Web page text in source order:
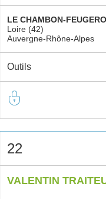
LE CHAMBON-
Loire (42)
Auvergne-Rhône-Alpes
Outils
22
VALENTIN